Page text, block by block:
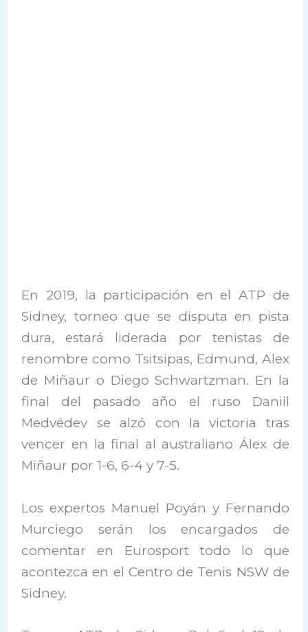
En 2019, la participación en el ATP de
Sidney, torneo que se disputa en pista
dura, estará liderada por tenistas de
renombre como Tsitsipas, Edmund, Alex
de Miñaur o Diego Schwartzman. En la
final del pasado año el ruso Daniil
Medvédev se alzó con la victoria tras
vencer en la final al australiano Álex de
Miñaur por 1-6, 6-4 y 7-5.
Los expertos Manuel Poyán y Fernando
Murciego serán los encargados de
comentar en Eurosport todo lo que
acontezca en el Centro de Tenis NSW de
Sidney.